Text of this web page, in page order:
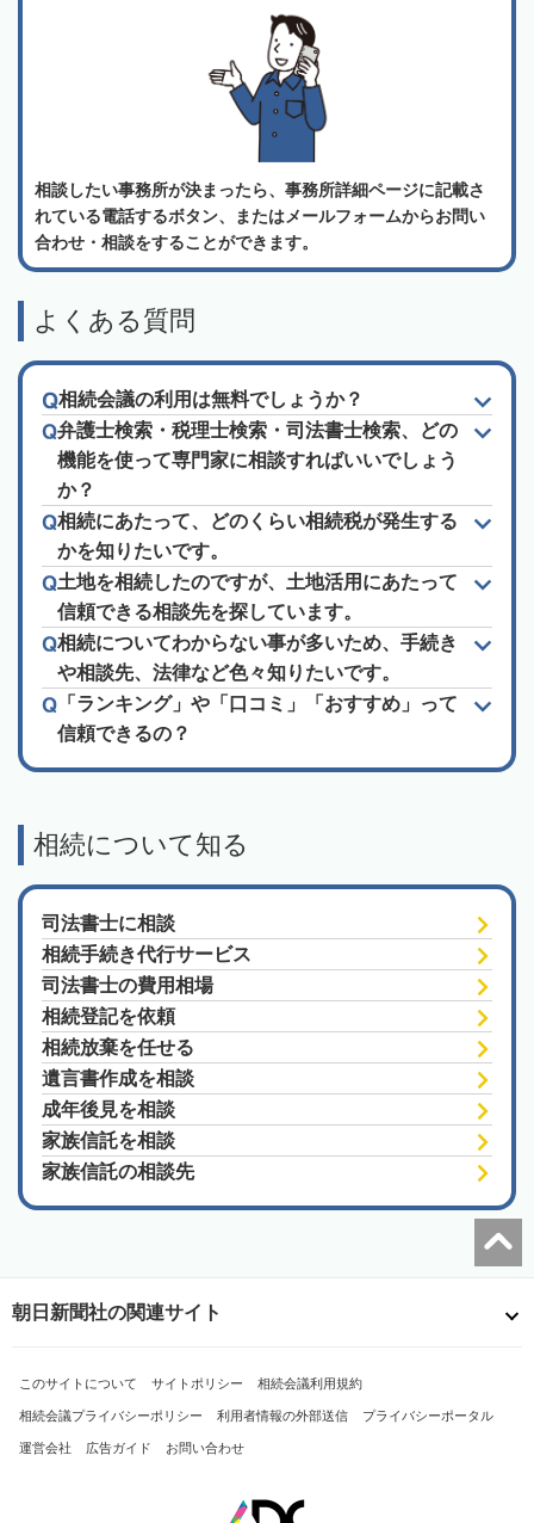
相談したい事務所が決まったら、事務所詳細ページに記載さ
れている電話するボタン、またはメールフォームからお問い
合わせ・相談をすることができます。
よくある質問
相続会議の利用は無料でしょうか？
弁護士検索・税理士検索・司法書士検索、どの
機能を使って専門家に相談すればいいでしょう
か？
相続にあたって、どのくらい相続税が発生する
かを知りたいです。
土地を相続したのですが、土地活用にあたって
信頼できる相談先を探しています。
相続についてわからない事が多いため、手続き
や相談先、法律など色々知りたいです。
「ランキング」や「口コミ」「おすすめ」って
信頼できるの？
相続について知る
司法書士に相談
相続手続き代行サービス
司法書士の費用相場
相続登記を依頼
相続放棄を任せる
遺言書作成を相談
成年後見を相談
家族信託を相談
家族信託の相談先
朝日新聞社の関連サイト
このサイトについて サイトポリシー 相続会議利用規約
相続会議プライバシーポリシー 利用者情報の外部送信 プライバシーポータル
運営会社 広告ガイド お問い合わせ